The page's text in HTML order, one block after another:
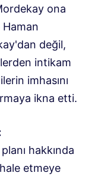
ona
değil,
intikam
imhasını
ikna etti.
hakkında
etmeye